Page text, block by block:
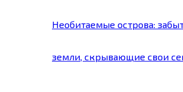
Необитаемые острова:
земли, скрывающие свои